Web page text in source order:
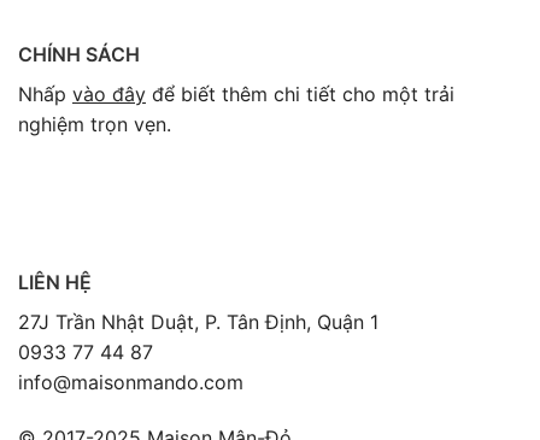
CHÍNH SÁCH
Nhấp vào đây để biết thêm chi tiết cho một trải
nghiệm trọn vẹn.
LIÊN HỆ
27J Trần Nhật Duật, P. Tân Định, Quận 1
0933 77 44 87
info@maisonmando.com